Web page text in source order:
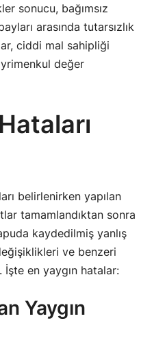
sonucu, bağımsız
arasında tutarsızlık
ciddi mal sahipliği
değer
belirlenirken yapılan
tamamlandıktan sonra
kaydedilmiş yanlış
ve benzeri
en yaygın hatalar:
Yaygın